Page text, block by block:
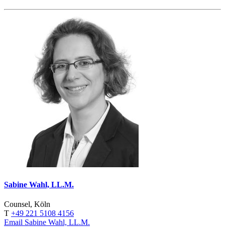
Sabine Wahl, LL.M.
Counsel, Köln
T +49 221 5108 4156
Email Sabine Wahl, LL.M.